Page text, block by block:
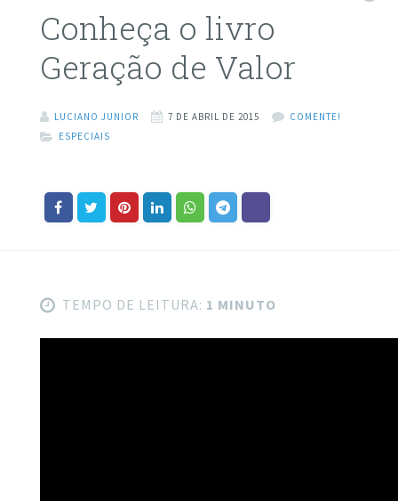
Conheça o livro
Geração de Valor
LUCIANO JUNIOR 7 DE ABRIL DE 2015
COMENTE!
ESPECIAIS
TEMPO DE LEITURA: 1 MINUTO